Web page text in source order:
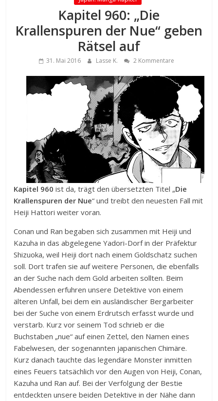
Kapitel 960: „Die
Krallenspuren der Nue“ geben
Rätsel auf
31. Mai 2016 Lasse K. 2 Kommentare
Kapitel 960ist da, trägt den übersetzten Titel „Die
Krallenspuren der Nue“ und treibt den neuesten Fall mit
Heiji Hattori weiter voran.
Conan und Ran begaben sich zusammen mit Heiji und
Kazuha in das abgelegene Yadori-Dorf in der Präfektur
Shizuoka, weil Heiji dort nach einem Goldschatz suchen
soll. Dort trafen sie auf weitere Personen, die ebenfalls
an der Suche nach dem Gold arbeiten sollten. Beim
Abendessen erfuhren unsere Detektive von einem
älteren Unfall, bei dem ein ausländischer Bergarbeiter
bei der Suche von einem Erdrutsch erfasst wurde und
verstarb. Kurz vor seinem Tod schrieb er die
Buchstaben „nue“ auf einen Zettel, den Namen eines
Fabelwesen, der sogenannten japanischen Chimäre.
Kurz danach tauchte das legendäre Monster inmitten
eines Feuers tatsächlich vor den Augen von Heiji, Conan,
Kazuha und Ran auf. Bei der Verfolgung der Bestie
entdeckten unsere beiden Detektive in der Nähe dann